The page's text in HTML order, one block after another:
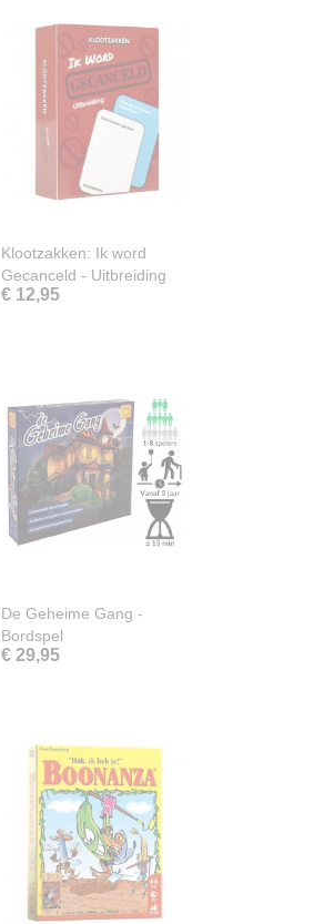
Klootzakken: Ik word
Gecanceld - Uitbreiding
€ 12,95
De Geheime Gang -
Bordspel
€ 29,95